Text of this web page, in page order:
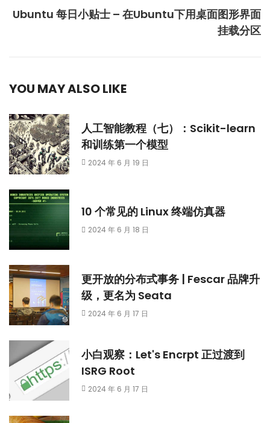
Ubuntu 每日小贴士 – 在Ubuntu下用桌面图形界面
挂载分区
YOU MAY ALSO LIKE
人工智能教程（七）：Scikit-learn
和训练第一个模型
2024 年 6 月 19 日
10 个常见的 Linux 终端仿真器
2024 年 6 月 18 日
更开放的分布式事务 | Fescar 品牌升
级，更名为 Seata
2024 年 6 月 17 日
小白观察：Let's Encrpt 正过渡到
ISRG Root
2024 年 6 月 17 日